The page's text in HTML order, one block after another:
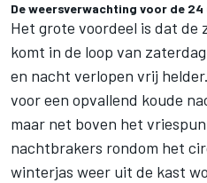
De weersverwachting voor de
Het grote voordeel is dat de
komt in de loop van
en nacht verlopen vrij
voor een opvallend koude
maar net boven het
nachtbrakers rondom het
winterjas weer uit de kast